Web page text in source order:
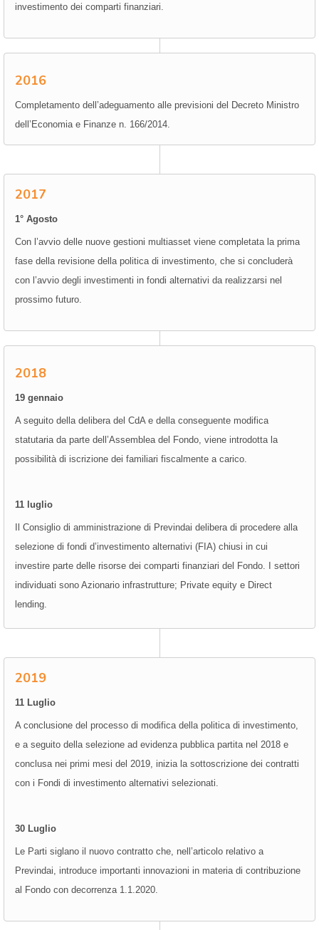
investimento dei comparti finanziari.
2016
Completamento dell’adeguamento alle previsioni del Decreto Ministro
dell’Economia e Finanze n. 166/2014.
2017
1° Agosto
Con l’avvio delle nuove gestioni multiasset viene completata la prima
fase della revisione della politica di investimento, che si concluderà
con l’avvio degli investimenti in fondi alternativi da realizzarsi nel
prossimo futuro.
2018
19 gennaio
A seguito della delibera del CdA e della conseguente modifica
statutaria da parte dell’Assemblea del Fondo, viene introdotta la
possibilità di iscrizione dei familiari fiscalmente a carico.
11 luglio
Il Consiglio di amministrazione di Previndai delibera di procedere alla
selezione di fondi d’investimento alternativi (FIA) chiusi in cui
investire parte delle risorse dei comparti finanziari del Fondo. I settori
individuati sono Azionario infrastrutture; Private equity e Direct
lending.
2019
11 Luglio
A conclusione del processo di modifica della politica di investimento,
e a seguito della selezione ad evidenza pubblica partita nel 2018 e
conclusa nei primi mesi del 2019, inizia la sottoscrizione dei contratti
con i Fondi di investimento alternativi selezionati.
30 Luglio
Le Parti siglano il nuovo contratto che, nell’articolo relativo a
Previndai, introduce importanti innovazioni in materia di contribuzione
al Fondo con decorrenza 1.1.2020.